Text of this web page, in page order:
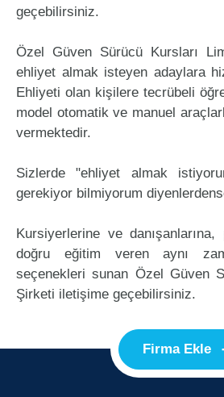
geçebilirsiniz.
Özel Güven Sürücü Kursları
ehliyet almak isteyen adaylara
Ehliyeti olan kişilere tecrübeli
model otomatik ve manuel
vermektedir.
Sizlerde "ehliyet almak
gerekiyor bilmiyorum
Kursiyerlerine ve
doğru eğitim veren aynı
seçenekleri sunan Özel Güven
Şirketi iletişime geçebilirsiniz.
Firma Ekle